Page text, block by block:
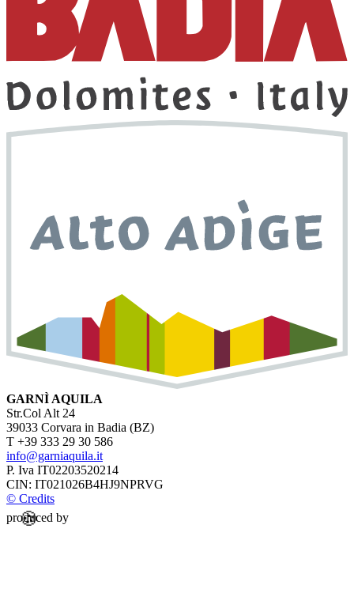
GARNÌ AQUILA
Str.Col Alt 24
39033 Corvara in Badia (BZ)
T +39 333 29 30 586
info@garniaquila.it
P. Iva IT02203520214
CIN: IT021026B4HJ9NPRVG
© Credits
produced by
🍪